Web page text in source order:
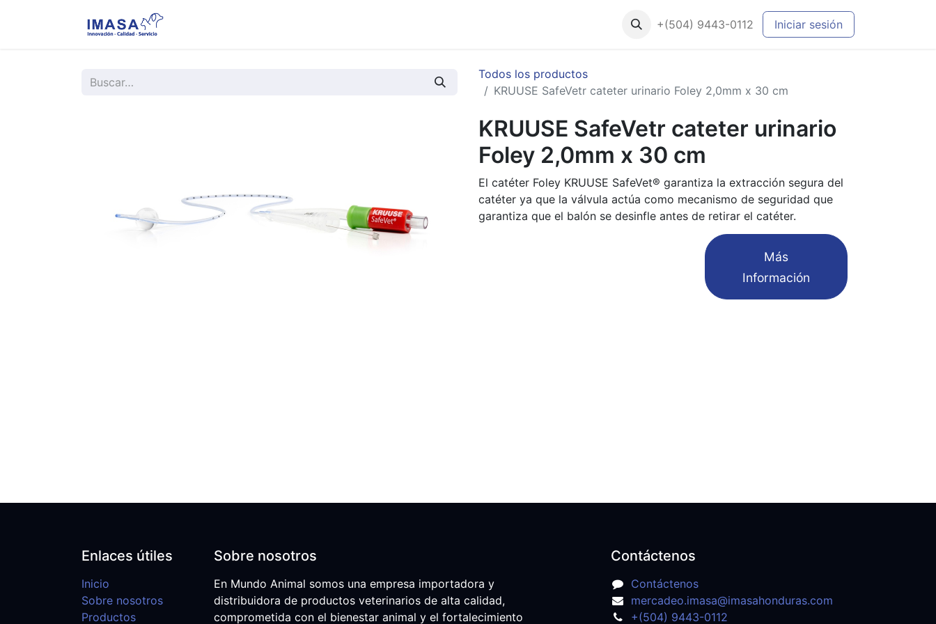
+(504) 9443-0112 Iniciar sesión
Todos los productos
KRUUSE SafeVetr cateter urinario Foley 2,0mm x 30 cm
KRUUSE SafeVetr cateter urinario
Foley 2,0mm x 30 cm
El catéter Foley KRUUSE SafeVet® garantiza la extracción segura del
catéter ya que la válvula actúa como mecanismo de seguridad que
garantiza que el balón se desinfle antes de retirar el catéter.
​Más
Información
Enlaces útiles
Inicio
Sobre nosotros
Productos
Sobre nosotros
En Mundo Animal somos una empresa importadora y
distribuidora de productos veterinarios de alta calidad,
comprometida con el bienestar animal y el fortalecimiento
Contáctenos
Contáctenos
mercadeo.imasa@imasahonduras.com
+(504) 9443-0112